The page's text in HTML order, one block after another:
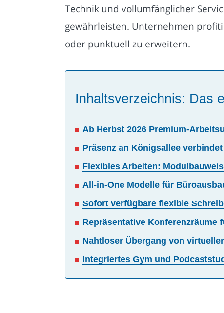
Technik und vollumfänglicher
gewährleisten. Unternehmen
oder punktuell zu erweitern.
Inhaltsverzeichnis: Das
Ab Herbst 2026 Premium-
Präsenz an Königsallee
Flexibles Arbeiten:
All-in-One Modelle für
Sofort verfügbare flexible
Repräsentative Konferenzräume
Nahtloser Übergang von
Integriertes Gym und